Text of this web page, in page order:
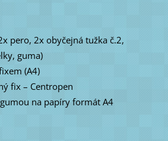
pero, 2x obyčejná tužka č.2,
guma)
(A4)
fix – Centropen
na papíry formát A4